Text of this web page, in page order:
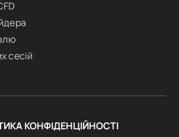
сесій
КОНФІДЕНЦІЙНОСТІ